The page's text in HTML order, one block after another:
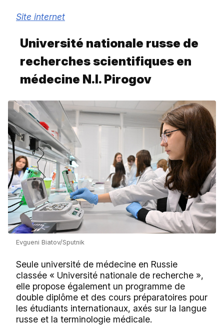
Site internet
Université nationale russe de
recherches scientifiques en
médecine N.I. Pirogov
Evgueni Biatov/Sputnik
Seule université de médecine en Russie
classée « Université nationale de recherche »,
elle propose également un programme de
double diplôme et des cours préparatoires pour
les étudiants internationaux, axés sur la langue
russe et la terminologie médicale.